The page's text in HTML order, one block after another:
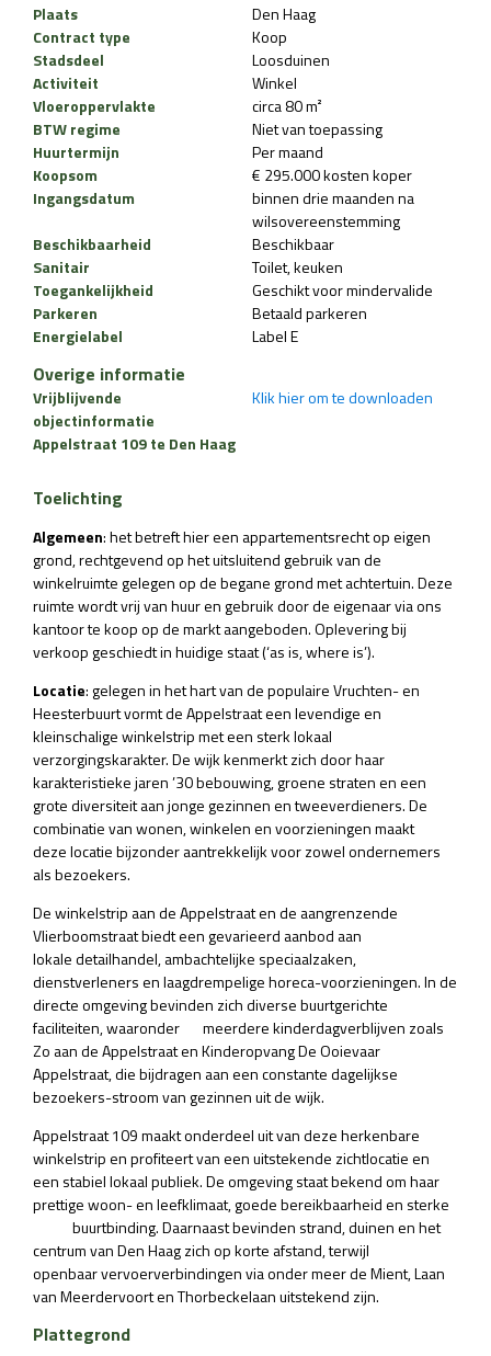
Plaats
Den Haag
Contract type
Koop
Stadsdeel
Loosduinen
Activiteit
Winkel
Vloeroppervlakte
circa 80 m²
BTW regime
Niet van toepassing
Huurtermijn
Per maand
Koopsom
€ 295.000 kosten koper
Ingangsdatum
binnen drie maanden na
wilsovereenstemming
Beschikbaarheid
Beschikbaar
Sanitair
Toilet keuken
Toegankelijkheid
Geschikt voor mindervalide
Parkeren
Betaald parkeren
Energielabel
Label E
Overige informatie
Vrijblijvende
objectinformatie
Appelstraat 109 te Den Haag
Klik hier om te downloaden
Toelichting
Algemeen: het betreft hier een appartementsrecht op eigen
grond, rechtgevend op het uitsluitend gebruik van de
winkelruimte gelegen op de begane grond met achtertuin. Deze
ruimte wordt vrij van huur en gebruik door de eigenaar via ons
kantoor te koop op de markt aangeboden. Oplevering bij
verkoop geschiedt in huidige staat (‘as is, where is’).
Locatie: gelegen in het hart van de populaire Vruchten- en
Heesterbuurt vormt de Appelstraat een levendige en
kleinschalige winkelstrip met een sterk lokaal
verzorgingskarakter. De wijk kenmerkt zich door haar
karakteristieke jaren ’30 bebouwing, groene straten en een
grote diversiteit aan jonge gezinnen en tweeverdieners. De
combinatie van wonen, winkelen en voorzieningen maakt
deze locatie bijzonder aantrekkelijk voor zowel ondernemers
als bezoekers.
De winkelstrip aan de Appelstraat en de aangrenzende
Vlierboomstraat biedt een gevarieerd aanbod aan
lokale detailhandel, ambachtelijke speciaalzaken,
dienstverleners en laagdrempelige horeca-voorzieningen. In de
directe omgeving bevinden zich diverse buurtgerichte
faciliteiten, waaronder meerdere kinderdagverblijven zoals
Zo aan de AppelstraatenKinderopvang De Ooievaar
Appelstraat, die bijdragen aan een constante dagelijkse
bezoekers-stroom van gezinnen uit de wijk.
Appelstraat 109 maakt onderdeel uit van deze herkenbare
winkelstrip en profiteert van een uitstekende zichtlocatie en
een stabiel lokaal publiek. De omgeving staat bekend om haar
prettige woon- en leefklimaat, goede bereikbaarheid en sterke
buurtbinding. Daarnaast bevinden strand, duinen en het
centrum van Den Haag zich op korte afstand, terwijl
openbaar vervoerverbindingen via onder meer de Mient, Laan
van Meerdervoort en Thorbeckelaan uitstekend zijn.
Plattegrond